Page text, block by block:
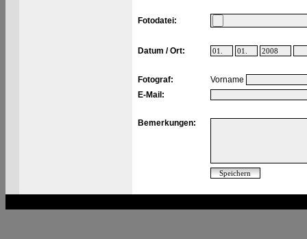
Fotodatei:
Datum / Ort:
Fotograf:
Vorname
E-Mail:
Bemerkungen: